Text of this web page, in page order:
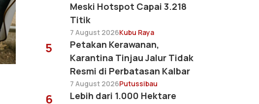
Meski Hotspot Capai 3.218
Titik
7 August 2026Kubu Raya
5
Petakan Kerawanan,
Karantina Tinjau Jalur Tidak
Resmi di Perbatasan Kalbar
7 August 2026Putussibau
6
Lebih dari 1.000 Hektare